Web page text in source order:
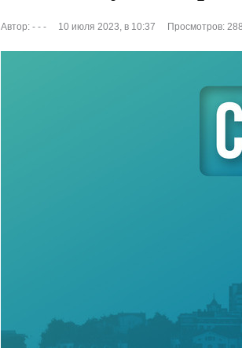
Автор: - - - 10 июля 2023, в 10:37 Просмотров: